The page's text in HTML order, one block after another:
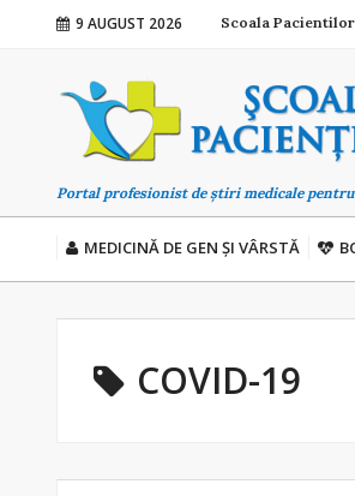
9 AUGUST 2026 Scoala Pacientilor
Portal profesionist de știri medicale
MEDICINĂ DE GEN ȘI VÂRSTĂ
COVID-19